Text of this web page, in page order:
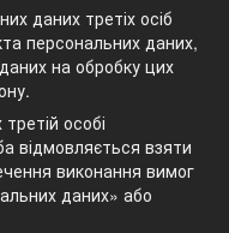
даних третіх осіб
персональних даних,
на обробку цих
особі
відмовляється взяти
виконання вимог
даних» або